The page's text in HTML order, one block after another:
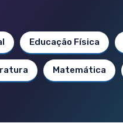
Educação Física
Matemática